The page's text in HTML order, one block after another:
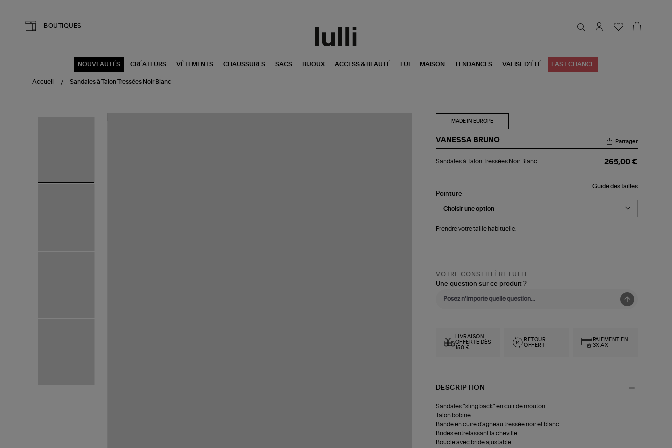
BOUTIQUES
NOUVEAUTÉS CRÉATEURS VÊTEMENTS CHAUSSURES SACS BIJOUX ACCESS & BEAUTÉ LUI MAISON TENDANCES VALISE D'ÉTÉ LAST CHANCE
Accueil Sandales à Talon Tressées Noir Blanc
MADE IN EUROPE
VANESSA BRUNO
à
Blanc
Partager
Sandales à Talon Tressées Noir Blanc 265,00 €
Guide des tailles
Pointure
Prendre votre taille habituelle.
VOTRE CONSEILLÈRE LULLI
Une question sur ce produit ?
LIVRAISON
OFFERTE DÈS
150 €
RETOUR
OFFERT
PAIEMENT EN
3X,4X
DESCRIPTION
Sandales "sling back" en cuir de mouton.
Talon bobine.
Bande en cuire d'agneau tressée noir et blanc.
Brides entrelassant la cheville.
Boucle avec bride ajustable.